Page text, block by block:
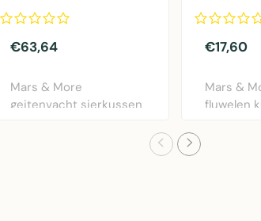
€63,64
Mars & More
geitenvacht sierkussen
€17,60
Mars &
fluwelen